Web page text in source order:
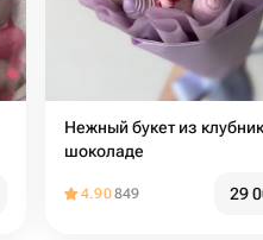
Нежный букет из
шоколаде
4.90849 29